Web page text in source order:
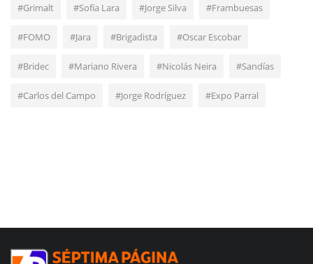
#Grimalt #Sofía Lara #Jorge Silva #Frambuesas
#FOMO #Jara #Brigadista #Oscar Escobar
#Bridec #Mariano Rivera #Nicolás Neira #Sandías
#Carlos del Campo #Jorge Rodríguez #Expo Parral